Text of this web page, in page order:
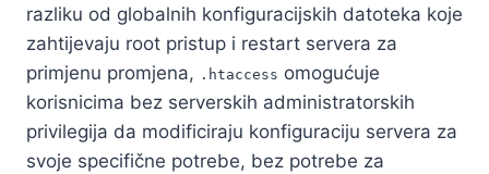
razliku od globalnih konfiguracijskih datoteka koje
zahtijevaju root pristup i restart servera za
primjenu promjena, .htaccess omogućuje
korisnicima bez serverskih administratorskih
privilegija da modificiraju konfiguraciju servera za
svoje specifične potrebe, bez potrebe za